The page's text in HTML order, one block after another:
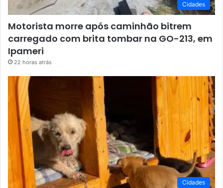
Cidades
Motorista morre após caminhão bitrem
carregado com brita tombar na GO-213, em
Ipameri
22 horas atrás
Cidades